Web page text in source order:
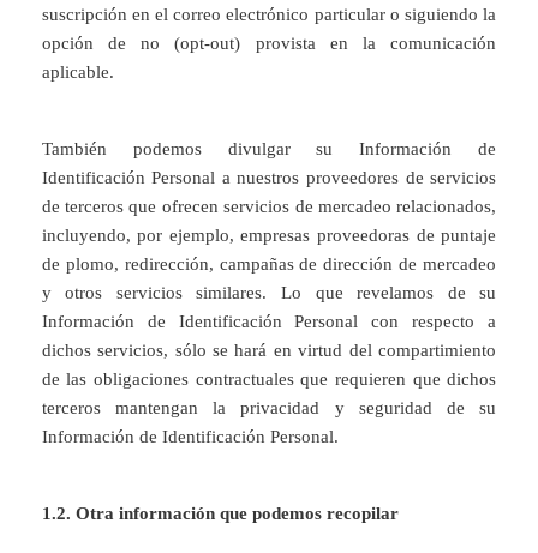
suscripción en el correo electrónico particular o siguiendo la
opción de no (opt-out) provista en la comunicación
aplicable.
También podemos divulgar su Información de
Identificación Personal a nuestros proveedores de servicios
de terceros que ofrecen servicios de mercadeo relacionados,
incluyendo, por ejemplo, empresas proveedoras de puntaje
de plomo, redirección, campañas de dirección de mercadeo
y otros servicios similares. Lo que revelamos de su
Información de Identificación Personal con respecto a
dichos servicios, sólo se hará en virtud del compartimiento
de las obligaciones contractuales que requieren que dichos
terceros mantengan la privacidad y seguridad de su
Información de Identificación Personal.
1.2. Otra información que podemos recopilar